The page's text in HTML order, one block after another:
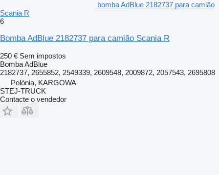
bomba AdBlue 2182737 para camião
Scania R
6
Bomba AdBlue 2182737 para camião Scania R
250 € Sem impostos
Bomba AdBlue
2182737, 2655852, 2549339, 2609548, 2009872, 2057543, 2695808
Polónia, KARGOWA
STEJ-TRUCK
Contacte o vendedor